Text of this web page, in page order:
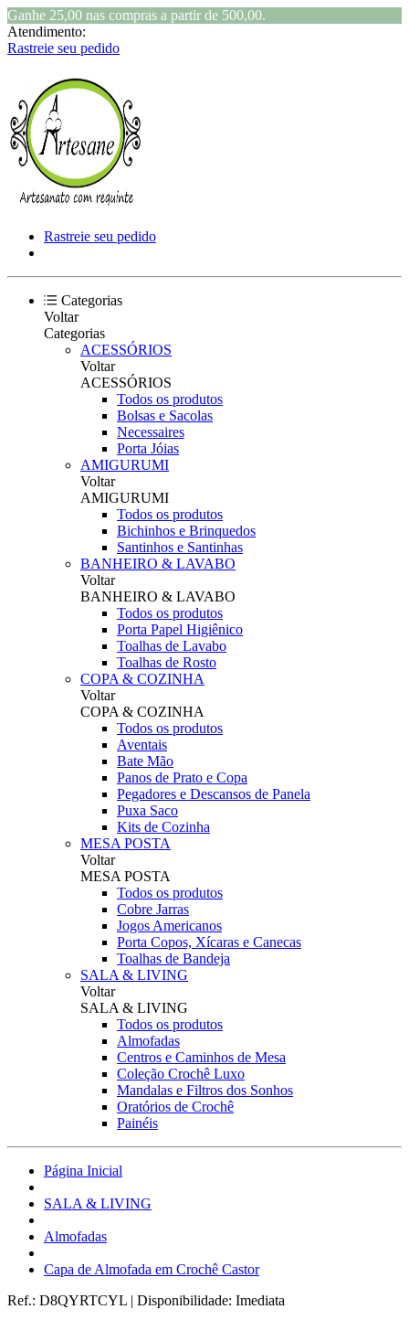
Ganhe 25,00 nas compras a partir de 500,00.
Atendimento:
Rastreie seu pedido
Rastreie seu pedido
Categorias
Voltar
Categorias
ACESSÓRIOS
Voltar
ACESSÓRIOS
Todos os produtos
Bolsas e Sacolas
Necessaires
Porta Jóias
AMIGURUMI
Voltar
AMIGURUMI
Todos os produtos
Bichinhos e Brinquedos
Santinhos e Santinhas
BANHEIRO & LAVABO
Voltar
BANHEIRO & LAVABO
Todos os produtos
Porta Papel Higiênico
Toalhas de Lavabo
Toalhas de Rosto
COPA & COZINHA
Voltar
COPA & COZINHA
Todos os produtos
Aventais
Bate Mão
Panos de Prato e Copa
Pegadores e Descansos de Panela
Puxa Saco
Kits de Cozinha
MESA POSTA
Voltar
MESA POSTA
Todos os produtos
Cobre Jarras
Jogos Americanos
Porta Copos, Xícaras e Canecas
Toalhas de Bandeja
SALA & LIVING
Voltar
SALA & LIVING
Todos os produtos
Almofadas
Centros e Caminhos de Mesa
Coleção Crochê Luxo
Mandalas e Filtros dos Sonhos
Oratórios de Crochê
Painéis
Página Inicial
SALA & LIVING
Almofadas
Capa de Almofada em Crochê Castor
Ref.: D8QYRTCYL | Disponibilidade: Imediata